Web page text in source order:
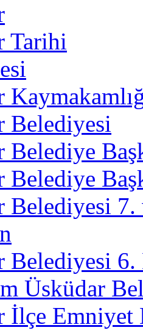
Tarihi
Belediyesi
Belediye
Belediye
Belediyesi
Belediyesi 6.
Üsküdar
İlçe